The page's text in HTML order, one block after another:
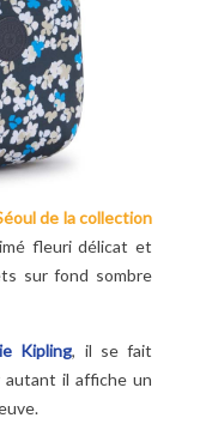
de la collection
fleuri délicat et
sur fond sombre
Kipling, il se fait
autant il affiche un